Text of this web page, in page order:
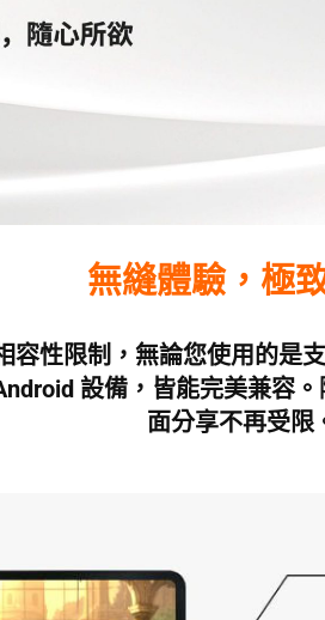
無縫體驗，極
容性限制，無論您使用的是
設備，皆能完美兼容
面分享不再受限